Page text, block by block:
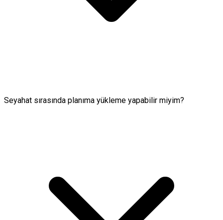
Seyahat sırasında planıma yükleme yapabilir miyim?